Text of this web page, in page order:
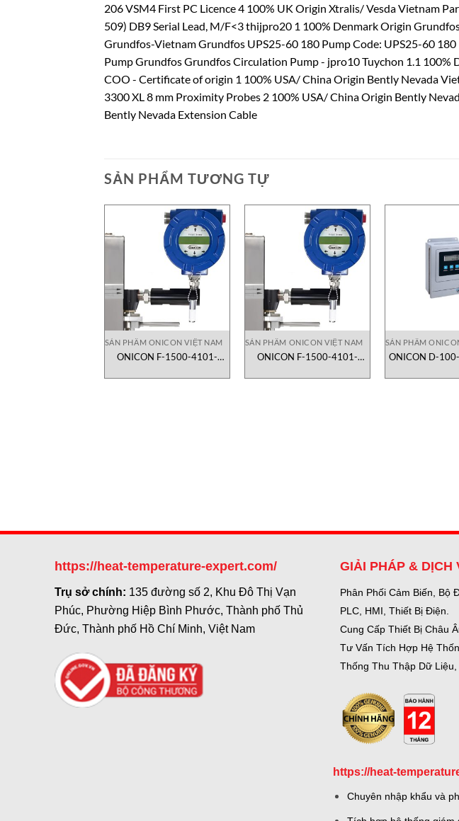
206 VSM4 First PC Licence 4 100% UK Origin Xtralis/ Vesda Vietnam
509) DB9 Serial Lead, M/F<3 thijpro20 1 100% Denmark Origin
Grundfos-Vietnam Grundfos UPS25-60 180 Pump Code: UPS25-60
Pump Grundfos Grundfos Circulation Pump - jpro10 Tuychon 1.1 100%
COO - Certificate of origin 1 100% USA/ China Origin Bently Nevada
3300 XL 8 mm Proximity Probes 2 100% USA/ China Origin Bently
Bently Nevada Extension Cable
SẢN PHẨM TƯƠNG TỰ
SẢN PHẨM ONICON VIỆT NAM
ONICON F-1500-4101-
dạng inline
SẢN PHẨM ONICON VIỆT NAM
ONICON F-1500-4101-
dạng inline
SẢN PHẨM
ONICON D-
hiệu lưu lượng
https://heat-temperature-expert.com/
Trụ sở chính: 135 đường số 2, Khu Đô Thị Vạn
Phúc, Phường Hiệp Bình Phước, Thành phố Thủ
Đức, Thành phố Hồ Chí Minh, Việt Nam
GIẢI PHÁP & DỊCH
Phân Phối Cảm Biến, Bộ
PLC, HMI, Thiết Bị Điện.
Cung Cấp Thiết Bị Châu
Tư Vấn Tích Hợp Hệ
Thống Thu Thập Dữ Liệu,
https://heat-
Chuyên nhập khẩu và